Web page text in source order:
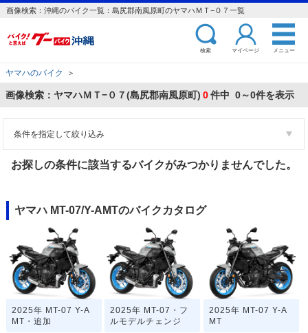
画像検索：沖縄のバイク一覧：島尻郡南風原町のヤマハＭＴ−０７一覧
検索 マイページ メニュー
ヤマハのバイク ＞
画像検索：ヤマハＭＴ−０７(島尻郡南風原町) 0件中 0～0件を表示
条件を指定して絞り込み
お探しの条件に該当するバイクがみつかりませんでした。
ヤマハ MT-07/Y-AMTのバイクカタログ
2025年 MT-07 Y-A
MT・追加
2025年 MT-07・フ
ルモデルチェンジ
2025年 MT-07 Y-A
MT